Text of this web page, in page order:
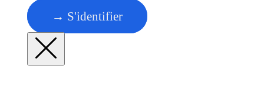
→ S'identifier